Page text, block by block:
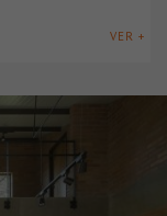
VER +